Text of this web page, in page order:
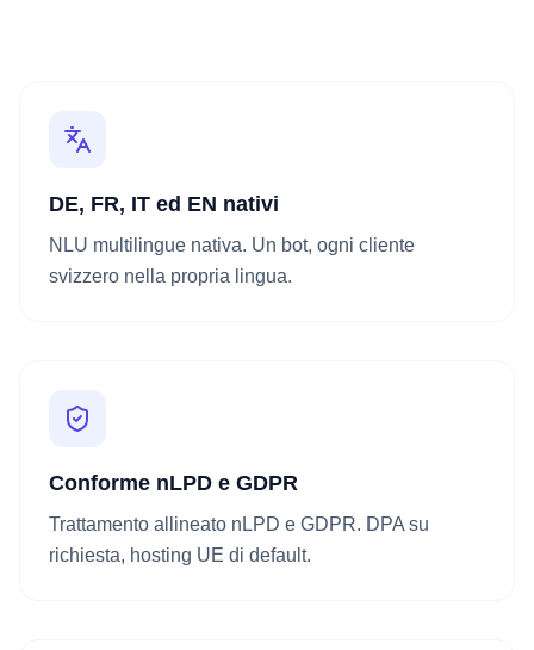
DE, FR, IT ed EN nativi
NLU multilingue nativa. Un bot, ogni cliente
svizzero nella propria lingua.
Conforme nLPD e GDPR
Trattamento allineato nLPD e GDPR. DPA su
richiesta, hosting UE di default.